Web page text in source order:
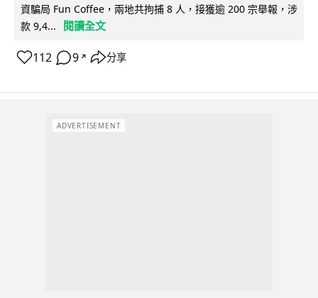
資騙局 Fun Coffee，兩地共拘捕 8 人，接獲逾 200 宗舉報，涉
款 9,4...
閱讀全文
112 9 ↗ 分享
ADVERTISEMENT